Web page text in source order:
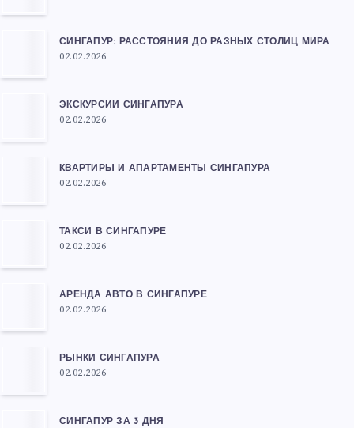
СИНГАПУР: РАССТОЯНИЯ ДО РАЗНЫХ СТОЛИЦ МИРА
02.02.2026
ЭКСКУРСИИ СИНГАПУРА
02.02.2026
КВАРТИРЫ И АПАРТАМЕНТЫ СИНГАПУРА
02.02.2026
ТАКСИ В СИНГАПУРЕ
02.02.2026
АРЕНДА АВТО В СИНГАПУРЕ
02.02.2026
РЫНКИ СИНГАПУРА
02.02.2026
СИНГАПУР ЗА 3 ДНЯ